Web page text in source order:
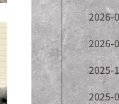
2026-
2026-
2025-
2025-